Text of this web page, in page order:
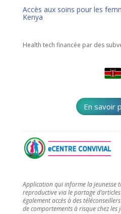
Accès aux soins pour les
Kenya
Health tech financée par des
En savoir
Application qui informe la jeunesse
reproductive via le partage
également accès à des
de comportements à risque chez les